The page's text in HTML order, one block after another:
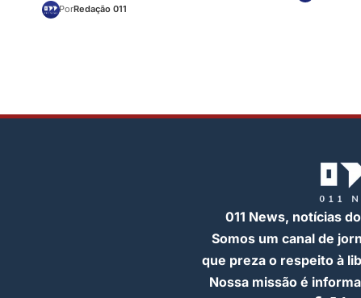
PorRedação 011
011 News, notícias
Somos um canal de
que preza o respeito à
Nossa missão é